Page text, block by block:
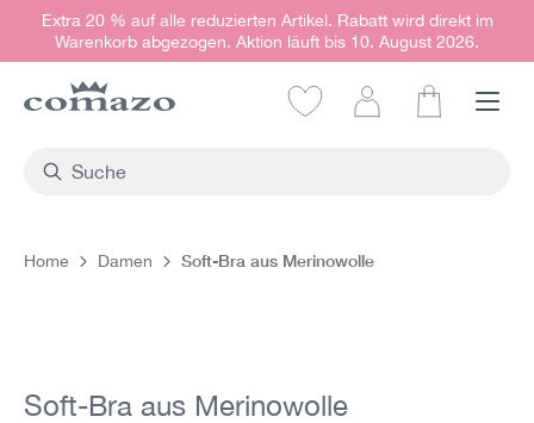
springen
Extra 20 % auf alle reduzierten Artikel. Rabatt wird direkt im
Warenkorb abgezogen. Aktion läuft bis 10. August 2026.
Home Damen Soft-Bra aus Merinowolle
Soft-Bra aus Merinowolle